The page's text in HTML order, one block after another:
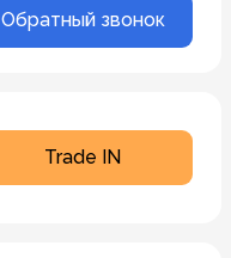
Обратный звонок
Trade IN